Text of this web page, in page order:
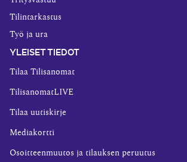
Tilintarkastus
Työ ja ura
YLEISET TIEDOT
Tilaa Tilisanomat
TilisanomatLIVE
Tilaa uutiskirje
Mediakortti
Osoitteenmuutos ja tilauksen peruutus